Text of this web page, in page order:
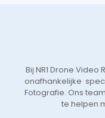
Bij NR1 Drone
onafhankelijke
Fotografie. Ons
te helpen